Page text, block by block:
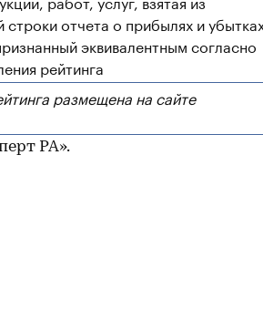
отчета о прибылях и
эквивалентным согласно
рейтинга
размещена на сайте
РА».